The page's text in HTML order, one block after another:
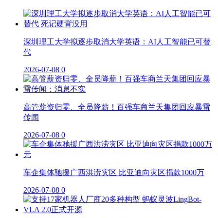
深圳理工大学拟逐步取消大学英语：AI人工智能已可替
代
2026-07-08 0
高管薪资归零、全员降薪！百强车商兰天集团回应暴雷
传闻
2026-07-08 0
车企集体驰援广西洪涝灾区 比亚迪向灾区捐款1000万
2026-07-08 0